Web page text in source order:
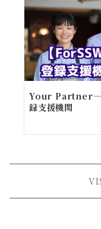
Your
録支援機関